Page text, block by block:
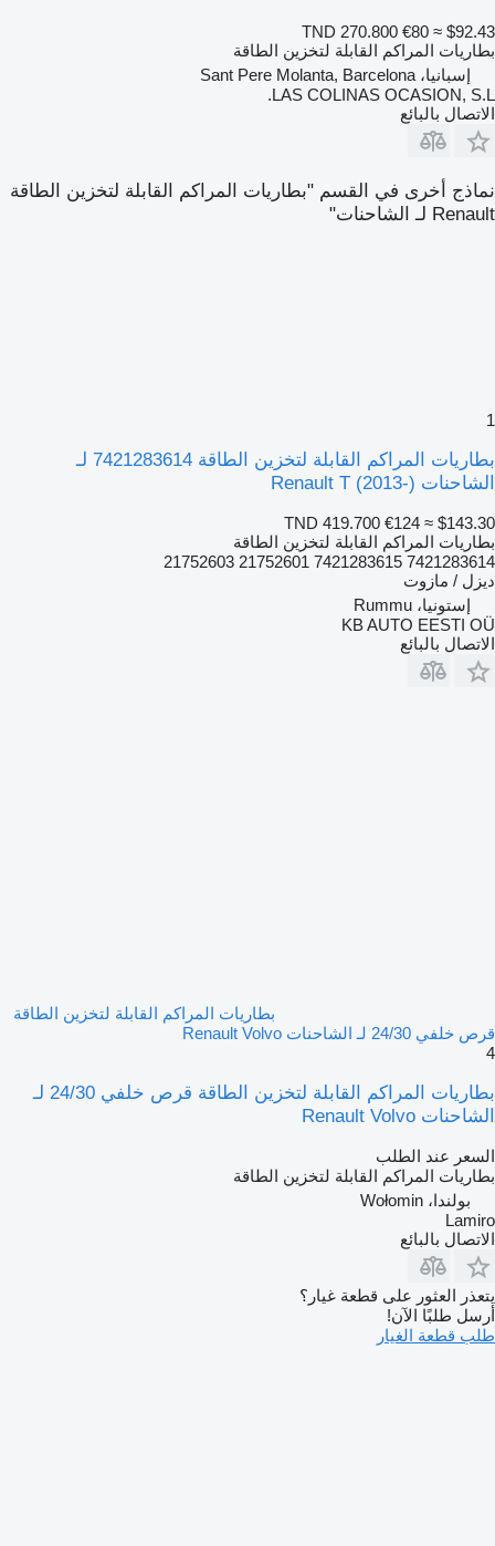
TND 270.800 €80 ≈ $92.43
بطاريات المراكم القابلة لتخزين الطاقة
إسبانيا، Sant Pere Molanta, Barcelona
LAS COLINAS OCASION, S.L.
الاتصال بالبائع
نماذج أخرى في القسم "بطاريات المراكم القابلة لتخزين الطاقة
Renault لـ الشاحنات"
1
بطاريات المراكم القابلة لتخزين الطاقة 7421283614 لـ
الشاحنات Renault T (2013-)
TND 419.700 €124 ≈ $143.30
بطاريات المراكم القابلة لتخزين الطاقة
7421283614 7421283615 21752601 21752603
ديزل / مازوت
إستونيا، Rummu
KB AUTO EESTI OÜ
الاتصال بالبائع
بطاريات المراكم القابلة لتخزين الطاقة
قرص خلفي 24/30 لـ الشاحنات Renault Volvo
4
بطاريات المراكم القابلة لتخزين الطاقة قرص خلفي 24/30 لـ
الشاحنات Renault Volvo
السعر عند الطلب
بطاريات المراكم القابلة لتخزين الطاقة
بولندا، Wołomin
Lamiro
الاتصال بالبائع
يتعذر العثور على قطعة غيار؟
أرسل طلبًا الآن!
طلب قطعة الغيار